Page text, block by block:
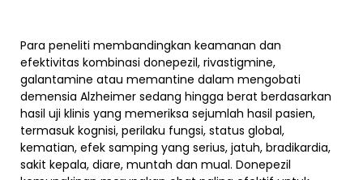
Para peneliti membandingkan keamanan dan
efektivitas kombinasi donepezil, rivastigmine,
galantamine atau memantine dalam mengobati
demensia Alzheimer sedang hingga berat berdasarkan
hasil uji klinis yang memeriksa sejumlah hasil pasien,
termasuk kognisi, perilaku fungsi, status global,
kematian, efek samping yang serius, jatuh, bradikardia,
sakit kepala, diare, muntah dan mual. Donepezil